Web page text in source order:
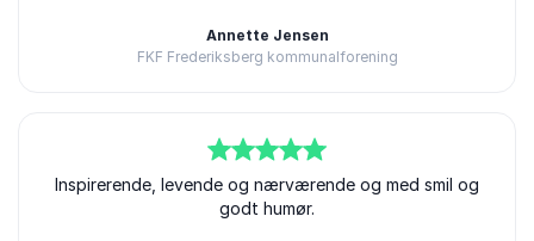
Annette Jensen
FKF Frederiksberg kommunalforening
5ud af5
Inspirerende, levende og nærværende og med smil og
godt humør.